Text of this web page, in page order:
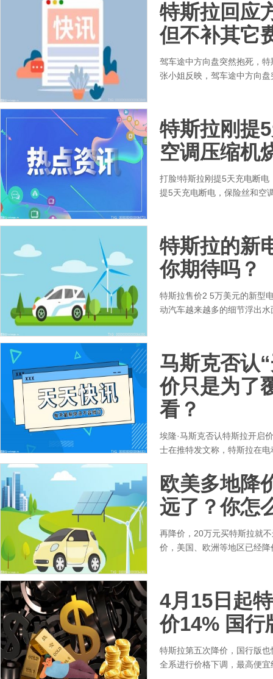
特斯拉回应
但不补其它
驾车途中方向盘突然抱死，
张小姐反映，驾车途中方向
特斯拉刚提
空调压缩机
打脸!特斯拉刚提5天充电断
提5天充电断电，保险丝和空
特斯拉的新
你期待吗？
特斯拉售价2 5万美元的新型
动汽车越来越多的细节浮出
马斯克否认
价只是为了
看？
埃隆·马斯克否认特斯拉开启
士在推特发文称，特斯拉在
欧美多地降
远了？你怎
再降价，20万元买特斯拉就
价，美国、欧洲等地区已经
4月15日起
价14% 国行
特斯拉第五次降价，国行版
全系进行价格下调，最高便